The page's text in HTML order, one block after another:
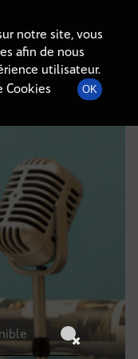
notre site, vous
afin de nous
utilisateur.
Cookies
OK